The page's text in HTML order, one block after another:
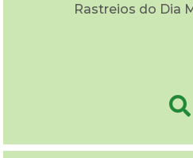
Rastreios do Dia